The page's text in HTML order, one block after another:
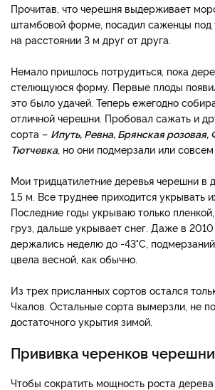
Прочитав, что черешня выдерживает
штамбовой форме, посадил саженцы под
на расстоянии 3 м друг от друга.
Немало пришлось потрудиться, пока
стелющуюся форму. Первые плоды
это было удачей. Теперь ежегодно
отличной черешни. Пробовал сажать и
сорта – Ипуть, Ревна, Брянская розовая,
Тютчевка, но они подмерзали или
Мои тридцатилетние деревья черешни в
1,5 м. Все труднее приходится укрывать
Последние годы укрываю только
груз, дальше укрывает снег. Даже в
держались неделю до -43°C,
цвела весной, как обычно.
Из трех присланных сортов остался
Чкалов. Остальные сорта вымерзли, не
достаточного укрытия зимой.
Прививка черенков черешни
Чтобы сократить мощность роста